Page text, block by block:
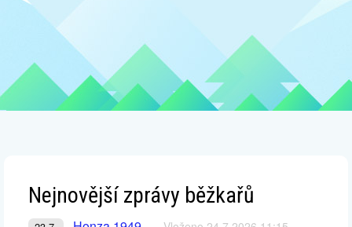
Nejnovější zprávy běžkařů